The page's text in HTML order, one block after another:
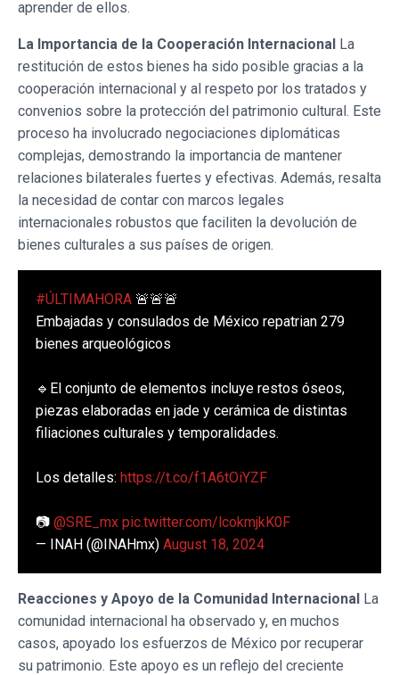
aprender de ellos.
La Importancia de la Cooperación Internacional La
restitución de estos bienes ha sido posible gracias a la
cooperación internacional y al respeto por los tratados y
convenios sobre la protección del patrimonio cultural. Este
proceso ha involucrado negociaciones diplomáticas
complejas, demostrando la importancia de mantener
relaciones bilaterales fuertes y efectivas. Además, resalta
la necesidad de contar con marcos legales
internacionales robustos que faciliten la devolución de
bienes culturales a sus países de origen.
#ÚLTIMAHORA 🚨🚨🚨
Embajadas y consulados de México repatrian 279
bienes arqueológicos
🔹El conjunto de elementos incluye restos óseos,
piezas elaboradas en jade y cerámica de distintas
filiaciones culturales y temporalidades.
Los detalles: https://t.co/f1A6tOiYZF
📷 @SRE_mx pic.twitter.com/lcokmjkK0F
— INAH (@INAHmx) August 18, 2024
Reacciones y Apoyo de la Comunidad Internacional La
comunidad internacional ha observado y, en muchos
casos, apoyado los esfuerzos de México por recuperar
su patrimonio. Este apoyo es un reflejo del creciente